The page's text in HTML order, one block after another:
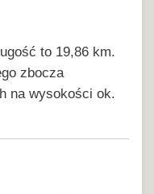
to 19,86 km.
zbocza
na wysokości ok.